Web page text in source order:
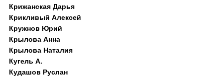
Крижанская Дарья
Крикливый Алексей
Кружнов Юрий
Крылова Анна
Крылова Наталия
Кугель А.
Кудашов Руслан